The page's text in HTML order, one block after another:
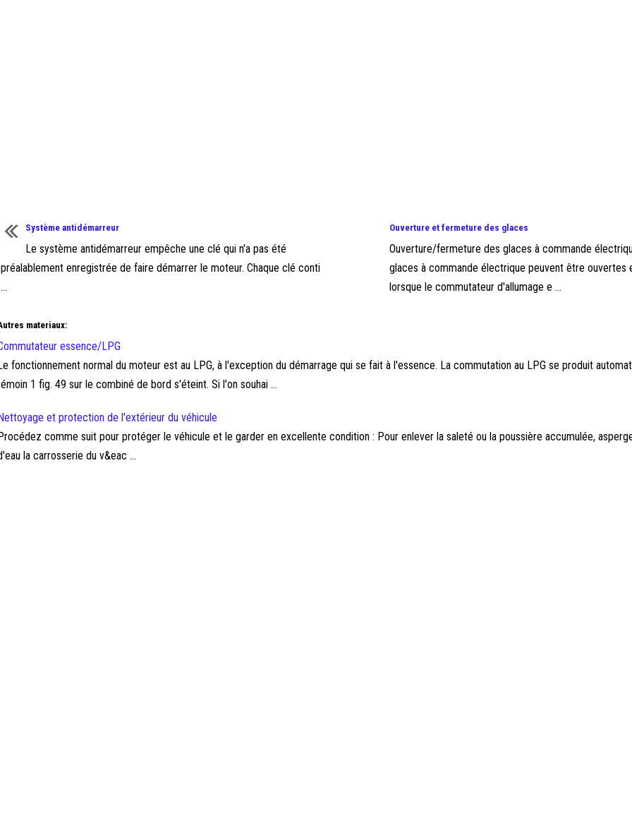
Système antidémarreur
Le système antidémarreur empêche une clé qui n'a pas été
préalablement enregistrée de faire démarrer le moteur. Chaque clé conti
...
Ouverture et fermeture des glaces
Ouverture/fermeture des glaces à commande
glaces à commande électrique peuvent être ouvertes
lorsque le commutateur d'allumage e ...
materiaux:
essence/LPG
fonctionnement normal du moteur est au LPG, à l'exception du démarrage qui se fait à l'essence. La commutation au LPG se produit
1 fig. 49 sur le combiné de bord s'éteint. Si l'on souhai ...
et protection de l'extérieur du véhicule
comme suit pour protéger le véhicule et le garder en excellente condition : Pour enlever la saleté ou la poussière accumulée,
la carrosserie du v&eac ...